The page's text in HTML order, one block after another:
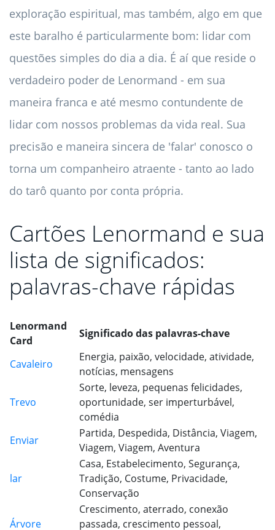
exploração espiritual, mas também, algo em que
este baralho é particularmente bom: lidar com
questões simples do dia a dia. É aí que reside o
verdadeiro poder de Lenormand - em sua
maneira franca e até mesmo contundente de
lidar com nossos problemas da vida real. Sua
precisão e maneira sincera de 'falar' conosco o
torna um companheiro atraente - tanto ao lado
do tarô quanto por conta própria.
Cartões Lenormand e sua
lista de significados:
palavras-chave rápidas
Lenormand
Card
Significado das palavras-chave
Cavaleiro
Energia, paixão, velocidade, atividade,
notícias, mensagens
Trevo
Sorte, leveza, pequenas felicidades,
oportunidade, ser imperturbável,
comédia
Enviar
Partida, Despedida, Distância, Viagem,
Viagem, Viagem, Aventura
lar
Casa, Estabelecimento, Segurança,
Tradição, Costume, Privacidade,
Conservação
Árvore
Crescimento, aterrado, conexão
passada, crescimento pessoal,